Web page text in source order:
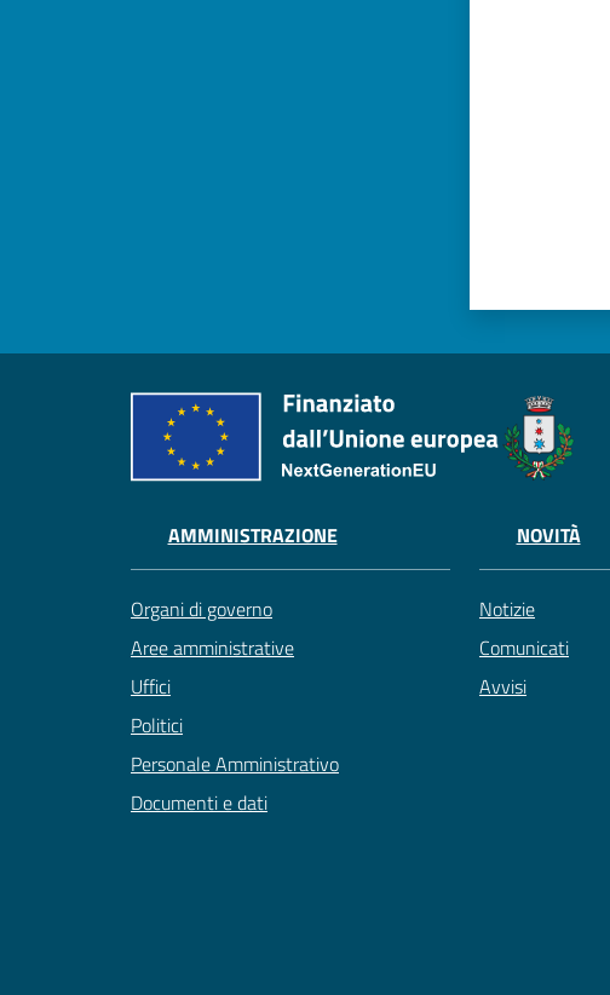
AMMINISTRAZIONE
Organi di governo
Aree amministrative
Uffici
Politici
Personale Amministrativo
Documenti e dati
NOVITÀ
Notizie
Comunicati
Avvisi